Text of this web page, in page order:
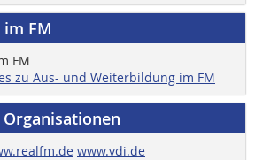
FM
zu Aus- und Weiterbildung im FM
www.vdi.de